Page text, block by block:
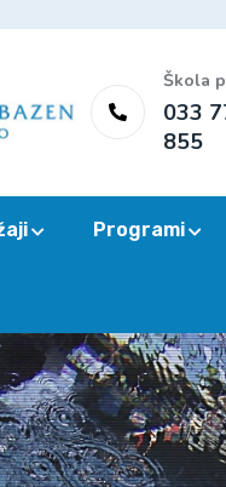
Škola
033
855
Programi